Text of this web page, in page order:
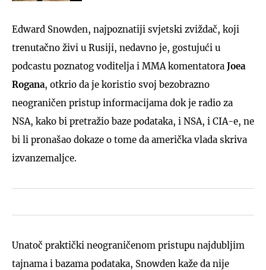
Edward Snowden, najpoznatiji svjetski zviždač, koji
trenutačno živi u Rusiji, nedavno je, gostujući u
podcastu poznatog voditelja i MMA komentatora Joea
Rogana, otkrio da je koristio svoj bezobrazno
neograničen pristup informacijama dok je radio za
NSA, kako bi pretražio baze podataka, i NSA, i CIA-e, ne
bi li pronašao dokaze o tome da američka vlada skriva
izvanzemaljce.
Unatoč praktički neograničenom pristupu najdubljim
tajnama i bazama podataka, Snowden kaže da nije